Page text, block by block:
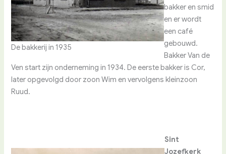
De bakkerij in 1935
bakker en smid
en er wordt
een café
gebouwd.
Bakker Van de
Ven start zijn onderneming in 1934. De eerste bakker is Cor,
later opgevolgd door zoon Wim en vervolgens kleinzoon
Ruud.
Sint
Jozefkerk